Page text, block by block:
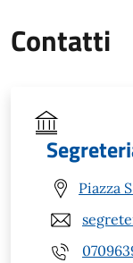
Contatti
Piazza